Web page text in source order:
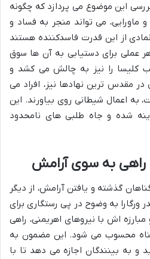
بررسی این موضوع می پردازد که چگونه
ماورایی، می تواند منجر به فساد و
از این قدرت فاسدکننده هستند
عملی برای دستیابی به آن ها سوق
کلیسا را نیز به چالش می کشد و
مقدس ترین نهادها نیز، افراد می
به اعمال شیطانی روی بیاورند. این
شده و جاه طلبی های نامحدود
به سوی آرامش
گذشته و یافتن آرامش، از دیگر
به وضوح در پی رستگاری برای
اش با نیروهای اهریمنی، راهی
گناه محسوب می شود. این مضمون به
و به بینندگان اجازه می دهد تا با